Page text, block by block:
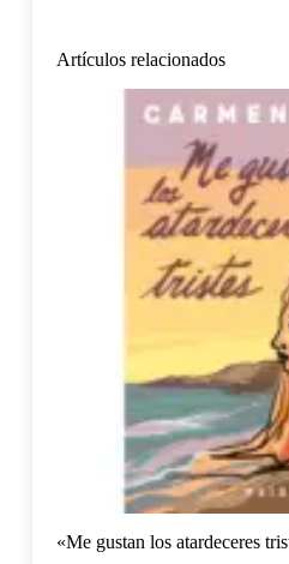
Artículos relacionados
«Me gustan los atardeceres